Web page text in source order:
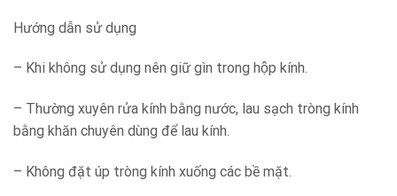
Hướng dẫn sử dụng
– Khi không sử dụng nên giữ gìn trong hộp kính.
– Thường xuyên rửa kính bằng nước, lau sạch tròng kính
bằng khăn chuyên dùng để lau kính.
– Không đặt úp tròng kính xuống các bề mặt.